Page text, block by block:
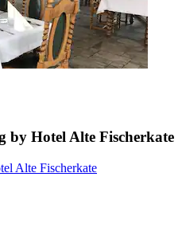
by Hotel Alte Fischerkate
Alte Fischerkate